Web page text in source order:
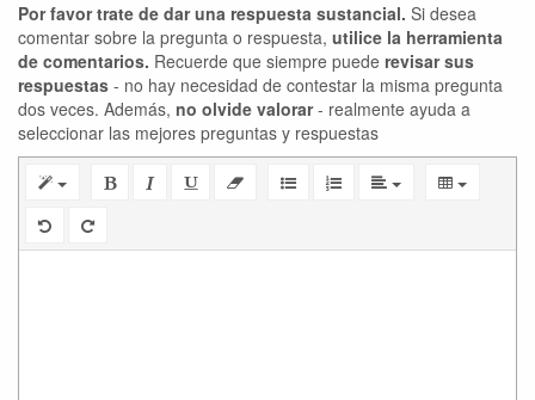
Por favor trate de dar una respuesta sustancial. Si desea
comentar sobre la pregunta o respuesta, utilice la herramienta
de comentarios. Recuerde que siempre puede revisar sus
respuestas - no hay necesidad de contestar la misma pregunta
dos veces. Además, no olvide valorar- realmente ayuda a
seleccionar las mejores preguntas y respuestas